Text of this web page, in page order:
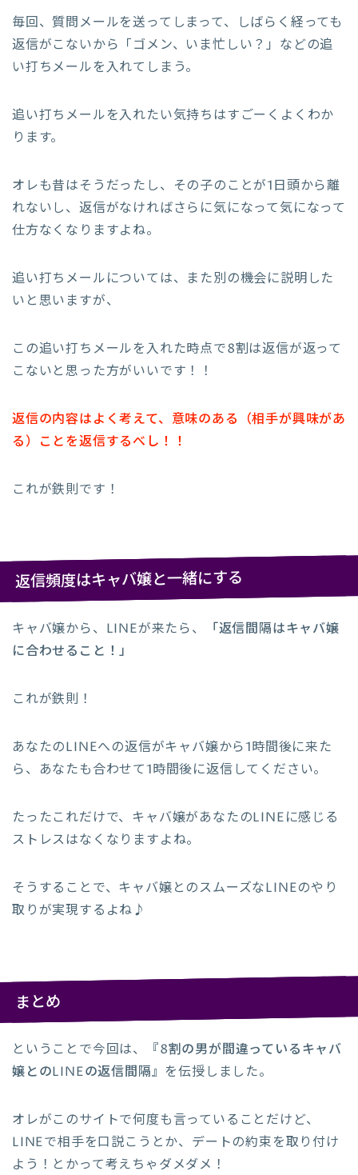
毎回、質問メールを送ってしまって、しばらく経っても
返信がこないから「ゴメン、いま忙しい？」などの追
い打ちメールを入れてしまう。
追い打ちメールを入れたい気持ちはすごーくよくわか
ります。
オレも昔はそうだったし、その子のことが1日頭から離
れないし、返信がなければさらに気になって気になって
仕方なくなりますよね。
追い打ちメールについては、また別の機会に説明した
いと思いますが、
この追い打ちメールを入れた時点で8割は返信が返って
こないと思った方がいいです！！
返信の内容はよく考えて、意味のある（相手が興味があ
る）ことを返信するべし！！
これが鉄則です！
返信頻度はキャバ嬢と一緒にする
キャバ嬢から、LINEが来たら、
「返信間隔はキャバ嬢
に合わせること！」
これが鉄則！
あなたのLINEへの返信がキャバ嬢から1時間後に来た
ら、あなたも合わせて1時間後に返信してください。
たったこれだけで、キャバ嬢があなたのLINEに感じる
ストレスはなくなりますよね。
そうすることで、キャバ嬢とのスムーズなLINEのやり
取りが実現するよね♪
まとめ
ということで今回は、
『8割の男が間違っているキャバ
嬢とのLINEの返信間隔』 を伝授しました。
オレがこのサイトで何度も言っていることだけど、
LINEで相手を口説こうとか、デートの約束を取り付け
よう！とかって考えちゃダメダメ！